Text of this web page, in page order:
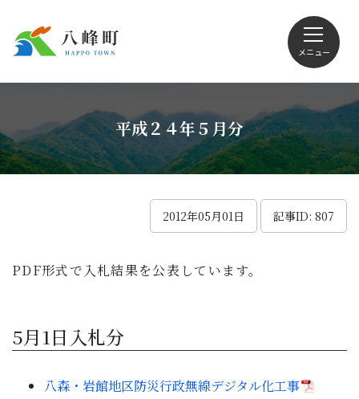
メニュー
Foreign language
くらしの情報
平成２４年５月分
2012年05月01日 記事ID: 807
PDF形式で入札結果を公表しています。
5月1日入札分
八森・岩館地区防災行政無線デジタル化工事